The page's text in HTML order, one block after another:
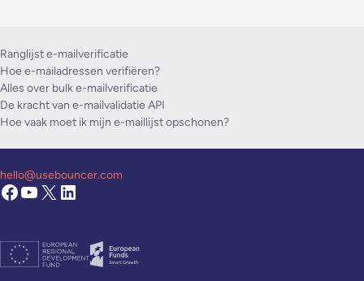
Ranglijst e-mailverificatie
Hoe e-mailadressen verifiëren?
Alles over bulk e-mailverificatie
De kracht van e-mailvalidatie API
Hoe vaak moet ik mijn e-maillijst opschonen?
hello@usebouncer.com